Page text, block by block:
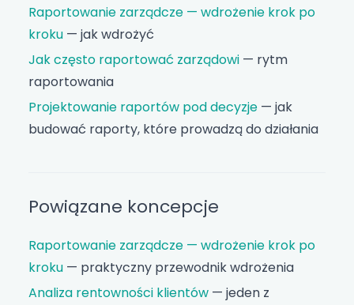
Raportowanie zarządcze — wdrożenie krok po
kroku — jak wdrożyć
Jak często raportować zarządowi — rytm
raportowania
Projektowanie raportów pod decyzje — jak
budować raporty, które prowadzą do działania
Powiązane koncepcje
Raportowanie zarządcze — wdrożenie krok po
kroku — praktyczny przewodnik wdrożenia
Analiza rentowności klientów — jeden z